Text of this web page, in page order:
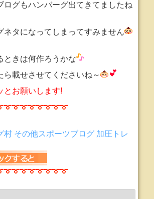
ログもハンバーグ出てきてましたね
ネタになってしまってすみません
ときは何作ろうかな
ら載せさせてくださいね～
とお願いします!